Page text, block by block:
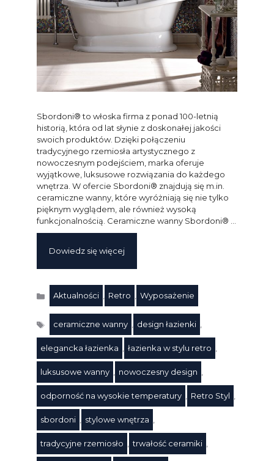
Sbordoni® to włoska firma z ponad 100-letnią
historią, która od lat słynie z doskonałej jakości
swoich produktów. Dzięki połączeniu
tradycyjnego rzemiosła artystycznego z
nowoczesnym podejściem, marka oferuje
wyjątkowe, luksusowe rozwiązania do każdego
wnętrza. W ofercie Sbordoni® znajdują się m.in.
ceramiczne wanny, które wyróżniają się nie tylko
pięknym wyglądem, ale również wysoką
funkcjonalnością. Ceramiczne wanny Sbordoni® …
Dowiedz się więcej
Kategorie
Aktualności Retro Wyposażenie
Tagi
ceramiczne wanny design łazienki
elegancka łazienka łazienka w stylu retro
luksusowe wanny nowoczesny design
odporność na wysokie temperatury Retro Styl
sbordoni stylowe wnętrza
tradycyjne rzemiosło trwałość ceramiki